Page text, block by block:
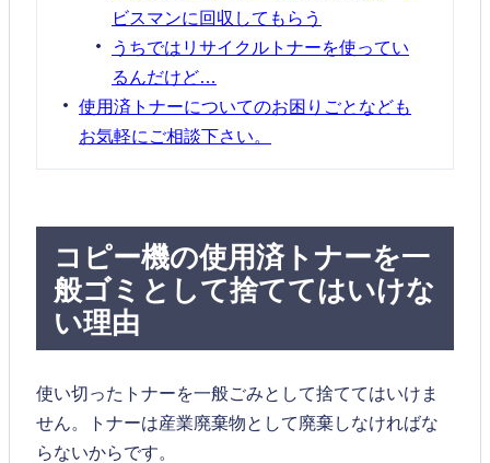
ビスマンに回収してもらう
うちではリサイクルトナーを使ってい
るんだけど…
使用済トナーについてのお困りごとなども
お気軽にご相談下さい。
コピー機の使用済トナーを一
般ゴミとして捨ててはいけな
い理由
使い切ったトナーを一般ごみとして捨ててはいけま
せん。トナーは産業廃棄物として廃棄しなければな
らないからです。